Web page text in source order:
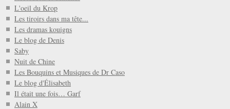
L'oeil du Krop
Les tiroirs dans ma tête...
Les dramas kouigns
Le blog de Denis
Saby
Nuit de Chine
Les Bouquins et Musiques de Dr Caso
Le blog d'Élisabeth
Il était une fois… Garf
Alain X